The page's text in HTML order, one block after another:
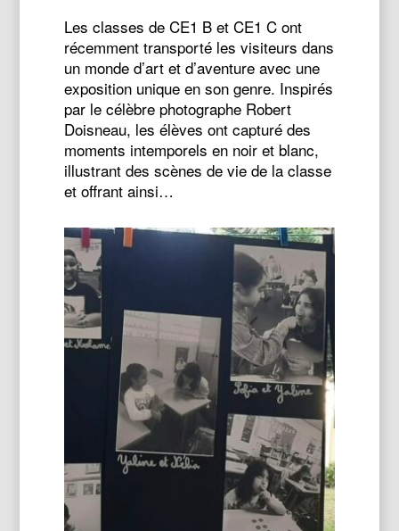
Les classes de CE1 B et CE1 C ont
récemment transporté les visiteurs dans
un monde d’art et d’aventure avec une
exposition unique en son genre. Inspirés
par le célèbre photographe Robert
Doisneau, les élèves ont capturé des
moments intemporels en noir et blanc,
illustrant des scènes de vie de la classe
et offrant ainsi…